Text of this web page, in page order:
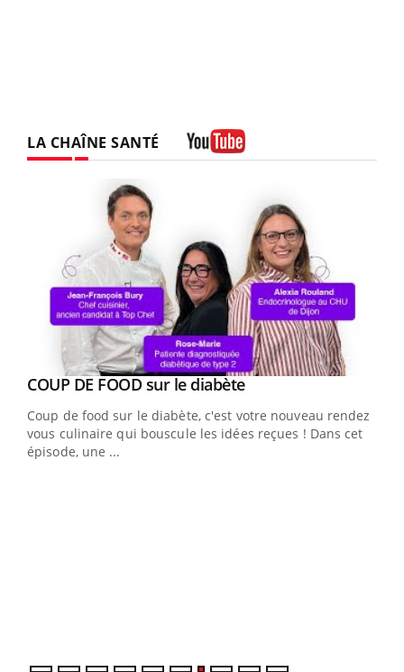
LA CHAÎNE SANTÉ
Youtube
COUP DE FOOD sur le diabèteYoutube
Coup de food sur le diabète, c'est votre nouveau rendez-
vous culinaire qui bouscule les idées reçues ! Dans cet
épisode, une ...